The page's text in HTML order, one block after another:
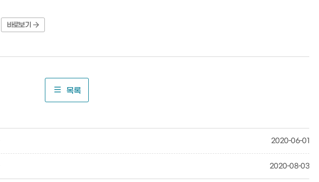
바로보기
목록
2020-06-01
2020-08-03